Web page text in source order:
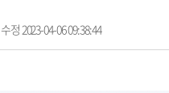
수정 2023-04-06 09:38:44